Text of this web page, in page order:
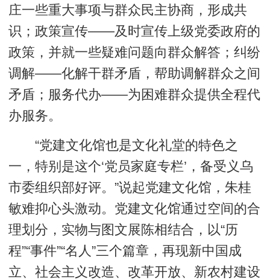
庄一些重大事项与群众民主协商，形成共
识；政策宣传——及时宣传上级党委政府的
政策，并就一些疑难问题向群众解答；纠纷
调解——化解干群矛盾，帮助调解群众之间
矛盾；服务代办——为困难群众提供全程代
办服务。
“党建文化馆也是文化礼堂的特色之
一，特别是这个‘党员家庭专栏’，备受义乌
市委组织部好评。”说起党建文化馆，朱桂
敏难抑心头激动。党建文化馆通过空间的合
理划分，实物与图文展陈相结合，以“历
程”“事件”“名人”三个篇章，再现新中国成
立、社会主义改造、改革开放、新农村建设